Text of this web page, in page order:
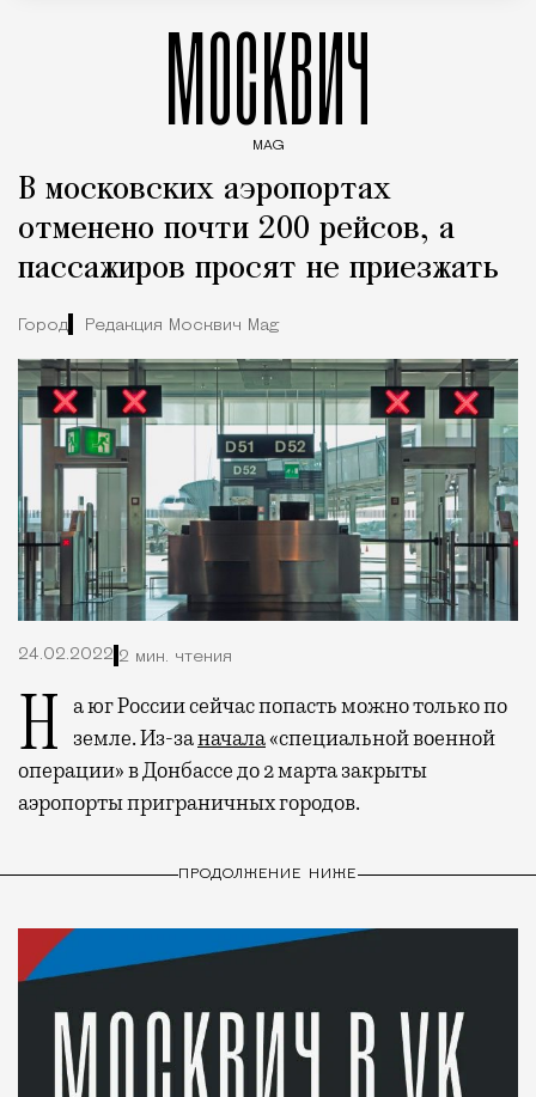
МОСКВИЧ
MAG
В московских аэропортах
отменено почти 200 рейсов, а
пассажиров просят не приезжать
Город Редакция Москвич Mag
24.02.2022 2 мин. чтения
На юг России сейчас попасть можно только по земле. Из-заначала«специальной военной
операции» в Донбассе до 2 марта закрыты
аэропорты приграничных городов.
ПРОДОЛЖЕНИЕ НИЖЕ